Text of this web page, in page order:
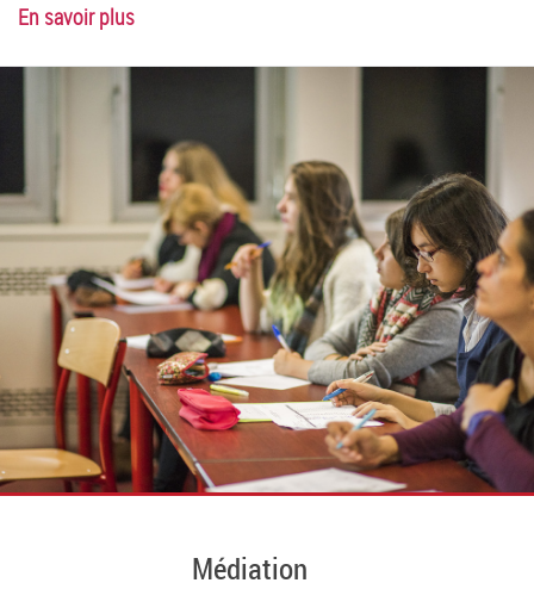
En savoir plus
Médiation